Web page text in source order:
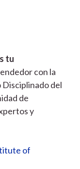
tu
con la
del
de
y
of